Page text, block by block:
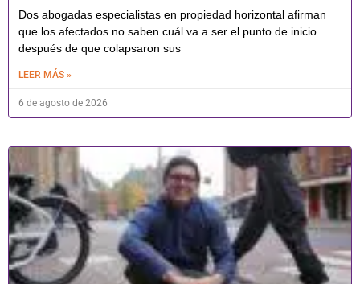
Dos abogadas especialistas en propiedad horizontal afirman
que los afectados no saben cuál va a ser el punto de inicio
después de que colapsaron sus
LEER MÁS »
6 de agosto de 2026